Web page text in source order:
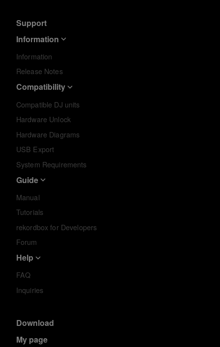
Support
Information
Information
Release Notes
Compatibility
Compatible DJ units
Hardware Unlock
Hardware Diagrams
USB Export
System Requirements
Guide
Manual
Tutorials
rekordbox for Developers
Forum
Help
FAQ
Inquiries
Download
My page